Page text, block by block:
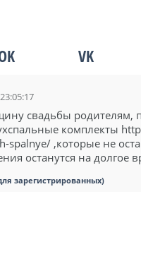
VK
23:05:17
свадьбы родителям,
комплекты
spalnye/ ,которые не
останутся на долгое
зарегистрированных)